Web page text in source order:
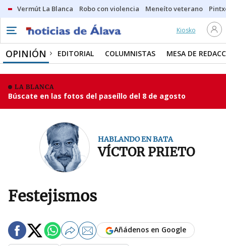
Vermút La Blanca Robo con violencia Meneíto veterano
Kiosko
OPINIÓN EDITORIAL COLUMNISTAS MESA DE
LA BLANCA
Búscate en las fotos del paseíllo del 8 de agosto
HABLANDO EN BATA
VÍCTOR PRIETO
Festejismos
Añádenos en Google